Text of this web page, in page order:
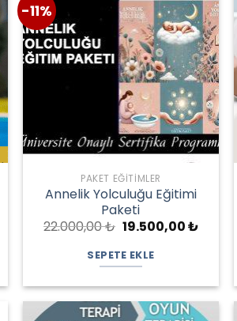
-11%
PAKET EĞITIMLER
Annelik Yolculuğu Eğitimi
Paketi
22.000,00₺ Orijinal
22.000,00 ₺.
19.500,00₺Şu
SEPETE EKLE